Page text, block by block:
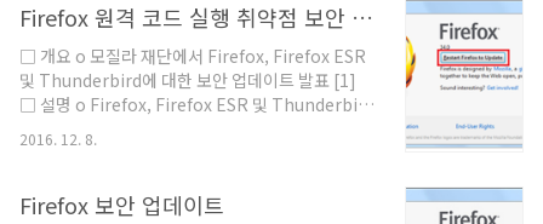
다.Puppeteer와 Playwright의 차이점 정리 항목
GoogleMicrosoft지원 브라우저Chromium
(Chrome, Edge), Firefox (일부 지
원)Chromium, Firefox, WebKit(=Safari 엔진
까지 완전 지원)멀티 브라우저 지원제한적완전한 지
Firefox 원격 코드 실행 취약점 보안 업데이트
□ 개요 o 모질라 재단에서 Firefox, Firefox ESR
및 Thunderbird에 대한 보안 업데이트 발표 [1]
□ 설명 o Firefox, Firefox ESR 및 Thunderbird
에서 발생한 SVG 애니메이션 원격 코드 실행 취약
점(CVE-2016-9079) □ 영향을 받는 제품 및 버전
전 버전50.0.2Firefox ESR45.5.1 이전 버전
2016. 12. 8.
Firefox 보안 업데이트